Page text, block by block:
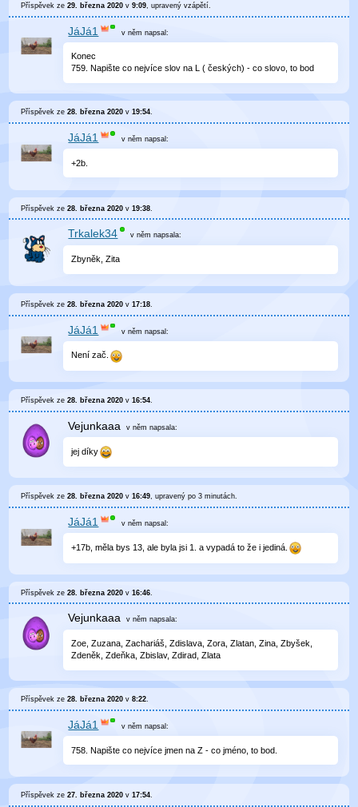
Příspěvek ze29. března 2020 v9:09 , upravenývzápětí
JáJá1 v něm napsal:
Konec
759. Napište co nejvíce slov na L ( českých) - co slovo, to bod
Příspěvek ze28. března 2020 v19:54.
JáJá1 v něm napsal:
+2b.
Příspěvek ze28. března 2020 v19:38
Trkalek34 v němnapsala:
Zbyněk, Zita
Příspěvek ze28. března 2020 v17:18
JáJá1 v něm napsal:
Není zač.
Příspěvek ze28. března 2020 v16:54.
Vejunkaaa v něm napsala:
jej díky
Příspěvek ze28. března 2020 v16:49, upravenýpo 3 minutách.
JáJá1 v něm napsal:
+17b, měla bys 13, ale byla jsi 1. a vypadá to že i jediná.
Příspěvek ze28. března 2020 v16:46
Vejunkaaa v něm napsala:
Zoe, Zuzana, Zachariáš, Zdislava, Zora, Zlatan, Zina, Zbyšek,
Zdeněk, Zdeňka, Zbislav, Zdirad, Zlata
Příspěvek ze28. března 2020 v8:22.
JáJá1 v něm napsal:
758. Napište co nejvíce jmen na Z - co jméno, to bod.
Příspěvek ze27. března 2020 v17:54.